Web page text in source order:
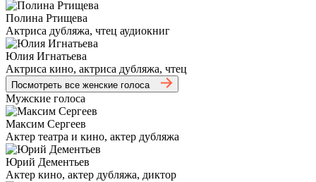
Полина Ртищева
Актриса дубляжа, чтец аудиокниг
Юлия Игнатьева
Актриса кино, актриса дубляжа, чтец
Посмотреть все женские голоса
Мужские голоса
Максим Сергеев
Актер театра и кино, актер дубляжа
Юрий Дементьев
Актер кино, актер дубляжа, диктор